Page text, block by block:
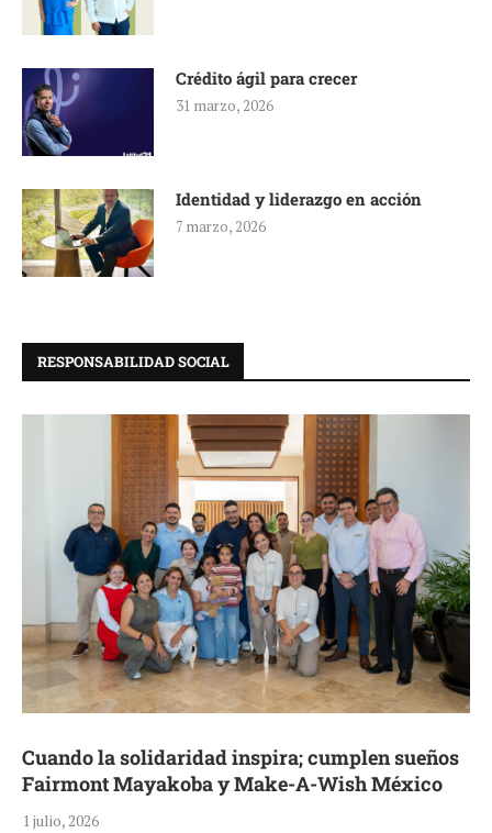
Crédito ágil para crecer
31 marzo, 2026
Identidad y liderazgo en acción
7 marzo, 2026
RESPONSABILIDAD SOCIAL
Cuando la solidaridad inspira; cumplen sueños
Fairmont Mayakoba y Make-A-Wish México
1 julio, 2026